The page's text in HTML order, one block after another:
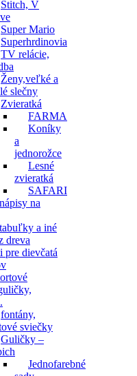
Stitch, V
Super Mario
Superhrdinovia
TV relácie,
Ženy,veľké a
slečny
Zvieratká
FARMA
Koníky
a
jednorožce
Lesné
zvieratká
SAFARI
na
a iné
dreva
pre dievčatá
fontány,
sviečky
Guličky –
Jednofarebné